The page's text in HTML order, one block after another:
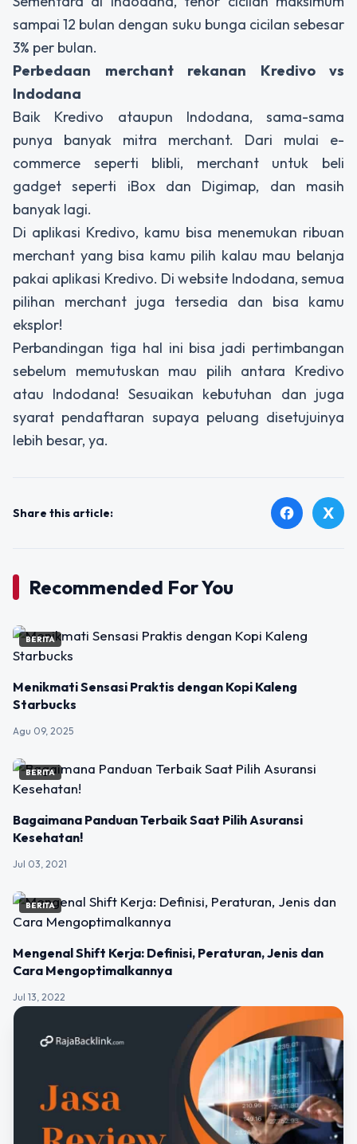
sampai 12 bulan dengan suku bunga cicilan sebesar
3% per bulan.
Perbedaan merchant rekanan Kredivo vs
Indodana
Baik Kredivo ataupun Indodana, sama-sama
punya banyak mitra merchant. Dari mulai e-
commerce seperti blibli, merchant untuk beli
gadget seperti iBox dan Digimap, dan masih
banyak lagi.
Di aplikasi Kredivo, kamu bisa menemukan ribuan
merchant yang bisa kamu pilih kalau mau belanja
pakai aplikasi Kredivo. Di website Indodana, semua
pilihan merchant juga tersedia dan bisa kamu
eksplor!
Perbandingan tiga hal ini bisa jadi pertimbangan
sebelum memutuskan mau pilih antara Kredivo
atau Indodana! Sesuaikan kebutuhan dan juga
syarat pendaftaran supaya peluang disetujuinya
lebih besar, ya.
Share this article: facebook X
Recommended For You
BERITA
Menikmati Sensasi Praktis dengan Kopi Kaleng
Starbucks
Agu 09, 2025
BERITA
Bagaimana Panduan Terbaik Saat Pilih Asuransi
Kesehatan!
Jul 03, 2021
BERITA
Mengenal Shift Kerja: Definisi, Peraturan, Jenis dan
Cara Mengoptimalkannya
Jul 13, 2022